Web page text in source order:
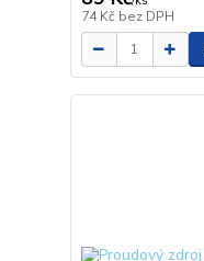
74 Kč bez DPH